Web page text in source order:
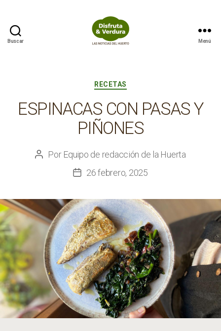
Buscar Menú
Categorías
RECETAS
ESPINACAS CON PASAS Y
PIÑONES
Autor
Por Equipo de redacción de la Huerta
Fecha
la
entrada
26 febrero, 2025